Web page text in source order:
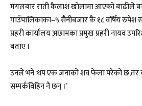
मंगलबार राती कैलाश खोलामा आएको बाढीले
गाउँपालिकाका–५ सैनीबजार कै १८ वर्षिय
प्रहरी कार्यालय अछामका प्रमुख प्रहरी नायव
बताए ।
उनले भने ‘थप एक जनाको शव फेला परेको छ,तर
सम्पर्कविहिन नै छन् ।’